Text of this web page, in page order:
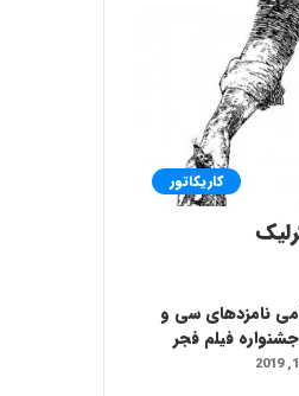
کاریکاتور
نامزدهای سی و
فیلم فجر